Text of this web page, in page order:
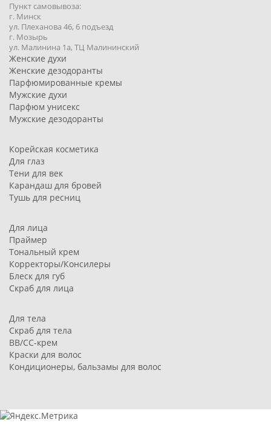
Пункт самовывоза:
г. Минск
ул. Плеханова 46, 6 подъезд
г. Мозырь
ул. Малинина 1a, ТЦ Малининский
Женские духи
Женские дезодоранты
Парфюмированные кремы
Мужские духи
Парфюм унисекс
Мужские дезодоранты
Корейская косметика
Для глаз
Тени для век
Карандаш для бровей
Тушь для ресниц
Для лица
Праймер
Тональный крем
Корректоры/Консилеры
Блеск для губ
Скраб для лица
Для тела
Скраб для тела
BB/CC-крем
Краски для волос
Кондиционеры, бальзамы для волос